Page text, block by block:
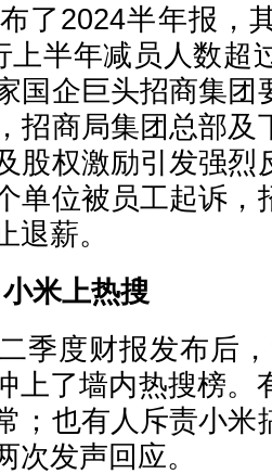
了2024半年报，
上半年减员人数超
国企巨头招商集团
招商局集团总部及
股权激励引发强烈
单位被员工起诉，
退薪。
米上热搜
季度财报发布后
上了墙内热搜榜。
；也有人斥责小米
次发声回应。